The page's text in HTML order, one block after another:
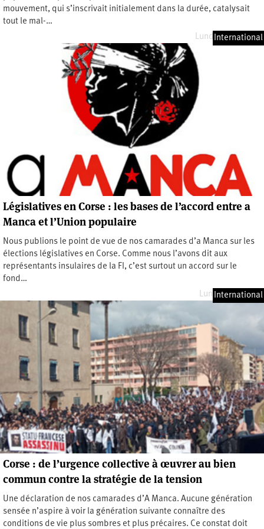
mouvement, qui s’inscrivait initialement dans la durée, catalysait
tout le mal-…
Lundi 12 juin 2023
International
Législatives en Corse : les bases de l’accord entre a
Manca et l’Union populaire
Nous publions le point de vue de nos camarades d’a Manca sur les
élections législatives en Corse. Comme nous l’avons dit aux
représentants insulaires de la FI, c’est surtout un accord sur le
fond…
Lundi 2 mai 2022
International
Corse : de l’urgence collective à œuvrer au bien
commun contre la stratégie de la tension
Une déclaration de nos camarades d’A Manca. Aucune génération
sensée n’aspire à voir la génération suivante connaître des
conditions de vie plus sombres et plus précaires. Ce constat doit